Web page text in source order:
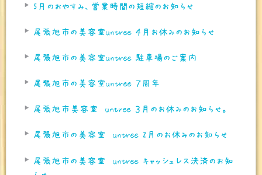
5月のおやすみ、営業時間の短縮のお知らせ
尾張旭市の美容室untree ４月お休みのお知らせ
尾張旭市の美容室untree 駐車場のご案内
尾張旭市の美容室untree ７周年
尾張旭市美容室 untree ３月のお休みのお知らせ。
尾張旭市の美容室 untree 2月のお休みのお知らせ
尾張旭市の美容室 untree キャッシュレス決済のお知